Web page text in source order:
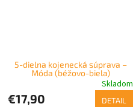
5-dielna kojenecká súprava –
Móda (béžovo-biela)
Skladom
€17,90 DETAIL